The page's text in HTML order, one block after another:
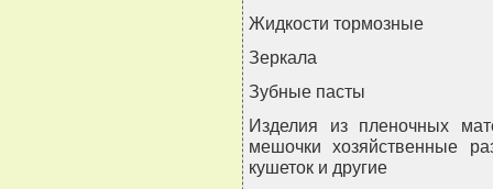
Жидкости тормозные
Зеркала
Зубные пасты
Изделия из пленочных
мешочки хозяйственные
кушеток и другие